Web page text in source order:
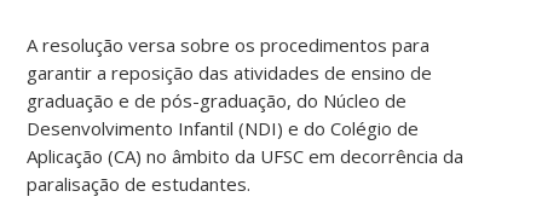
A resolução versa sobre os procedimentos para
garantir a reposição das atividades de ensino de
graduação e de pós-graduação, do Núcleo de
Desenvolvimento Infantil (NDI) e do Colégio de
Aplicação (CA) no âmbito da UFSC em decorrência da
paralisação de estudantes.